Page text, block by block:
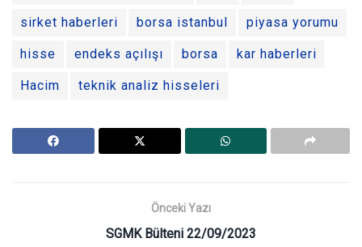
sirket haberleri borsa istanbul piyasa yorumu
hisse endeks açılışı borsa kar haberleri
Hacim teknik analiz hisseleri
Önceki Yazı
SGMK Bülteni 22/09/2023